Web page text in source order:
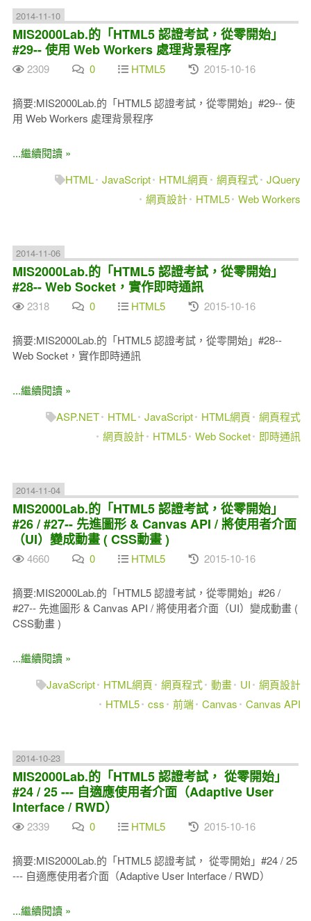
2014-11-10
MIS2000Lab.的「HTML5 認證考試，從零開始」
#29-- 使用 Web Workers 處理背景程序
2309 0 HTML5 2015-10-16
摘要:MIS2000Lab.的「HTML5 認證考試，從零開始」#29-- 使
用 Web Workers 處理背景程序
...繼續閱讀 »
HTML JavaScript HTML網頁 網頁程式 JQuery
網頁設計
HTML5 Web Workers
2014-11-06
MIS2000Lab.的「HTML5 認證考試，從零開始」
#28-- Web Socket，實作即時通訊
2318 0 HTML5 2015-10-16
摘要:MIS2000Lab.的「HTML5 認證考試，從零開始」#28--
Web Socket，實作即時通訊
...繼續閱讀 »
ASP.NET
HTML JavaScript HTML網頁
網頁程式
網頁設計
HTML5 Web Socket 即時通訊
2014-11-04
MIS2000Lab.的「HTML5 認證考試，從零開始」
#26 / #27-- 先進圖形 & Canvas API / 將使用者介面
（UI）變成動畫 ( CSS動畫 )
4660 0 HTML5 2015-10-16
摘要:MIS2000Lab.的「HTML5 認證考試，從零開始」#26 /
#27-- 先進圖形 & Canvas API / 將使用者介面（UI）變成動畫 (
CSS動畫 )
...繼續閱讀 »
JavaScript
HTML網頁 網頁程式 動畫 UI
網頁設計
HTML5 css 前端 Canvas Canvas API
2014-10-23
MIS2000Lab.的「HTML5 認證考試， 從零開始」
#24 / 25 --- 自適應使用者介面（Adaptive User
Interface / RWD）
2339 0 HTML5 2015-10-16
摘要:MIS2000Lab.的「HTML5 認證考試， 從零開始」#24 / 25
--- 自適應使用者介面（Adaptive User Interface / RWD）
...繼續閱讀 »